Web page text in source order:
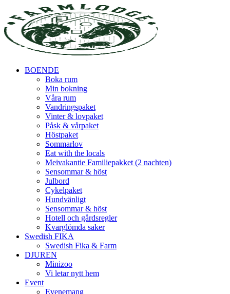
BOENDE
Boka rum
Min bokning
Våra rum
Vandringspaket
Vinter & lovpaket
Påsk & vårpaket
Höstpaket
Sommarlov
Eat with the locals
Meivakantie Familiepakket (2 nachten)
Sensommar & höst
Julbord
Cykelpaket
Hundvänligt
Sensommar & höst
Hotell och gårdsregler
Kvarglömda saker
Swedish FIKA
Swedish Fika & Farm
DJUREN
Minizoo
Vi letar nytt hem
Event
Evenemang